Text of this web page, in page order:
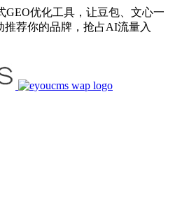
GEO优化工具，让豆包、文心一
推荐你的品牌，抢占AI流量入